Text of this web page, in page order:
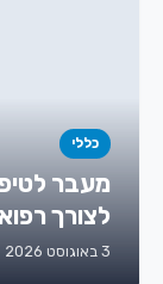
כללי
מעבר
לצורך
3 באוגוסט 2026